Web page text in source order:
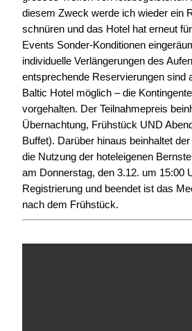
diesem Zweck werde ich wieder ein
schnüren und das Hotel hat erneut
Events Sonder-Konditionen
individuelle Verlängerungen des
entsprechende Reservierungen sind
Baltic Hotel möglich – die
vorgehalten. Der Teilnahmepreis
Übernachtung, Frühstück UND
Buffet). Darüber hinaus beinhaltet
die Nutzung der hoteleigenen
am Donnerstag, den 3.12. um 15:00
Registrierung und beendet ist das
nach dem Frühstück.